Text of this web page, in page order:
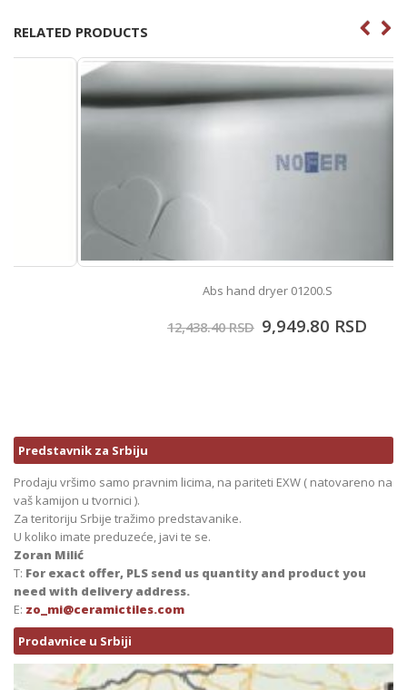
RELATED PRODUCTS
Abs hand dryer 01200.S
RSD 9,949.80RSD
Predstavnik za Srbiju
Prodaju vršimo samo pravnim licima, na pariteti EXW ( natovareno na
vaš kamijon u tvornici ).
Za teritoriju Srbije tražimo predstavanike.
U koliko imate preduzeće, javi te se.
Zoran Milić
T: For exact offer, PLS send us quantity and product you
need with delivery address.
E: zo_mi@ceramictiles.com
Prodavnice u Srbiji